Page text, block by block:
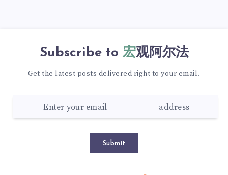
Subscribe to 宏观阿尔法
Get the latest posts delivered right to your email.
Submit